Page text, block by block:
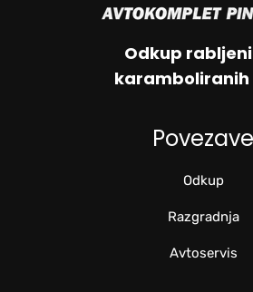
Odkup
karamboliranih
Povezave
Odkup
Razgradnja
Avtoservis